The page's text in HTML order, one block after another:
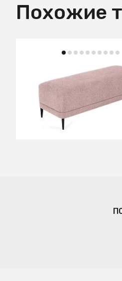
Похожие
Банкетка Licata